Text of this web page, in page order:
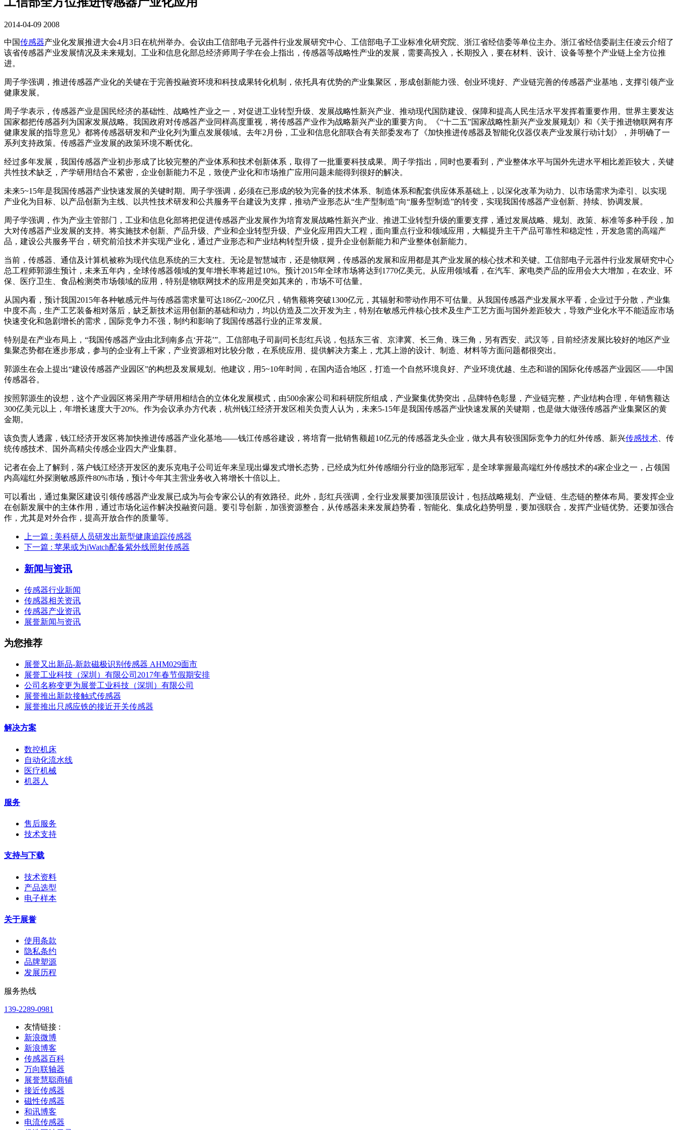
2014-04-09 2008
中国传感器产业化发展推进大会4月3日在杭州举办。会议由工信部电子元器件行业发展研究中心、工信部电子工业标准化研究院、浙江省经信委等单位主办。浙江省经信委副主任凌云介绍了
该省传感器产业发展情况及未来规划。工业和信息化部总经济师周子学在会上指出，传感器等战略性产业的发展，需要高投入，长期投入，要在材料、设计、设备等整个产业链上全方位推
进。
周子学强调，推进传感器产业化的关键在于完善投融资环境和科技成果转化机制，依托具有优势的产业集聚区，形成创新能力强、创业环境好、产业链完善的传感器产业基地，支撑引领产业
健康发展。
周子学表示，传感器产业是国民经济的基础性、战略性产业之一，对促进工业转型升级、发展战略性新兴产业、推动现代国防建设、保障和提高人民生活水平发挥着重要作用。世界主要发达
国家都把传感器列为国家发展战略。我国政府对传感器产业同样高度重视，将传感器产业作为战略新兴产业的重要方向。《“十二五”国家战略性新兴产业发展规划》和《关于推进物联网有序
健康发展的指导意见》都将传感器研发和产业化列为重点发展领域。去年2月份，工业和信息化部联合有关部委发布了《加快推进传感器及智能化仪器仪表产业发展行动计划》，并明确了一
系列支持政策。传感器产业发展的政策环境不断优化。
经过多年发展，我国传感器产业初步形成了比较完整的产业体系和技术创新体系，取得了一批重要科技成果。周子学指出，同时也要看到，产业整体水平与国外先进水平相比差距较大，关键
共性技术缺乏，产学研用结合不紧密，企业创新能力不足，致使产业化和市场推广应用问题未能得到很好的解决。
未来5~15年是我国传感器产业快速发展的关键时期。周子学强调，必须在已形成的较为完备的技术体系、制造体系和配套供应体系基础上，以深化改革为动力、以市场需求为牵引、以实现
产业化为目标、以产品创新为主线、以共性技术研发和公共服务平台建设为支撑，推动产业形态从“生产型制造”向“服务型制造”的转变，实现我国传感器产业创新、持续、协调发展。
周子学强调，作为产业主管部门，工业和信息化部将把促进传感器产业发展作为培育发展战略性新兴产业、推进工业转型升级的重要支撑，通过发展战略、规划、政策、标准等多种手段，加
大对传感器产业发展的支持。将实施技术创新、产品升级、产业和企业转型升级、产业化应用四大工程，面向重点行业和领域应用，大幅提升主干产品可靠性和稳定性，开发急需的高端产
品，建设公共服务平台，研究前沿技术并实现产业化，通过产业形态和产业结构转型升级，提升企业创新能力和产业整体创新能力。
当前，传感器、通信及计算机被称为现代信息系统的三大支柱。无论是智慧城市，还是物联网，传感器的发展和应用都是其产业发展的核心技术和关键。工信部电子元器件行业发展研究中心
总工程师郭源生预计，未来五年内，全球传感器领域的复年增长率将超过10%。预计2015年全球市场将达到1770亿美元。从应用领域看，在汽车、家电类产品的应用会大大增加，在农业、环
保、医疗卫生、食品检测类市场领域的应用，特别是物联网技术的应用是突如其来的，市场不可估量。
从国内看，预计我国2015年各种敏感元件与传感器需求量可达186亿~200亿只，销售额将突破1300亿元，其辐射和带动作用不可估量。从我国传感器产业发展水平看，企业过于分散，产业集
中度不高，生产工艺装备相对落后，缺乏新技术运用创新的基础和动力，均以仿造及二次开发为主，特别在敏感元件核心技术及生产工艺方面与国外差距较大，导致产业化水平不能适应市场
快速变化和急剧增长的需求，国际竞争力不强，制约和影响了我国传感器行业的正常发展。
特别是在产业布局上，“我国传感器产业由北到南多点‘开花’”。工信部电子司副司长彭红兵说，包括东三省、京津冀、长三角、珠三角，另有西安、武汉等，目前经济发展比较好的地区产业
集聚态势都在逐步形成，参与的企业有上千家，产业资源相对比较分散，在系统应用、提供解决方案上，尤其上游的设计、制造、材料等方面问题都很突出。
郭源生在会上提出“建设传感器产业园区”的构想及发展规划。他建议，用5~10年时间，在国内适合地区，打造一个自然环境良好、产业环境优越、生态和谐的国际化传感器产业园区——中国
传感器谷。
按照郭源生的设想，这个产业园区将采用产学研用相结合的立体化发展模式，由500余家公司和科研院所组成，产业聚集优势突出，品牌特色彰显，产业链完整，产业结构合理，年销售额达
300亿美元以上，年增长速度大于20%。作为会议承办方代表，杭州钱江经济开发区相关负责人认为，未来5-15年是我国传感器产业快速发展的关键期，也是做大做强传感器产业集聚区的黄
金期。
该负责人透露，钱江经济开发区将加快推进传感器产业化基地——钱江传感谷建设，将培育一批销售额超10亿元的传感器龙头企业，做大具有较强国际竞争力的红外传感、新兴传感技术 、传
统传感技术、国外高精尖传感企业四大产业集群。
记者在会上了解到，落户钱江经济开发区的麦乐克电子公司近年来呈现出爆发式增长态势，已经成为红外传感细分行业的隐形冠军，是全球掌握最高端红外传感技术的4家企业之一，占领国
内高端红外探测敏感原件80%市场，预计今年其主营业务收入将增长十倍以上。
可以看出，通过集聚区建设引领传感器产业发展已成为与会专家公认的有效路径。此外，彭红兵强调，全行业发展要加强顶层设计，包括战略规划、产业链、生态链的整体布局。要发挥企业
在创新发展中的主体作用，通过市场化运作解决投融资问题。要引导创新，加强资源整合，从传感器未来发展趋势看，智能化、集成化趋势明显，要加强联合，发挥产业链优势。还要加强合
作，尤其是对外合作，提高开放合作的质量等。
上一篇 : 美科研人员研发出新型健康追踪传感器
下一篇 : 苹果或为iWatch配备紫外线照射传感器
新闻与资讯
传感器行业新闻
传感器相关资讯
传感器产业资讯
展誉新闻与资讯
为您推荐
展誉又出新品-新款磁极识别传感器 AHM029面市
展誉工业科技（深圳）有限公司2017年春节假期安排
公司名称变更为展誉工业科技（深圳）有限公司
展誉推出新款接触式传感器
展誉推出只感应铁的接近开关传感器
解决方案
数控机床
自动化流水线
医疗机械
机器人
服务
售后服务
技术支持
支持与下载
技术资料
产品选型
电子样本
关于展誉
使用条款
隐私条约
品牌塑源
发展历程
服务热线
139-2289-0981
友情链接 :
新浪微博
新浪博客
传感器百科
万向联轴器
展誉慧聪商铺
接近传感器
磁性传感器
和讯博客
电流传感器